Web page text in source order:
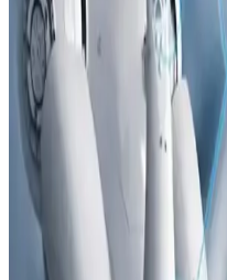
Apple'ın Lockdown Modu,
saldırılarına karşı etkili bir
mod, tüm saldırı türlerine
Apple iOS 17 ve
Uyarıları ve Yaş
Apple, iOS 17 ve öncesi için
Yeni yaş doğrulama
gizliliğini koruyor. Performans
OpenClaw
Talebindeki Artışın